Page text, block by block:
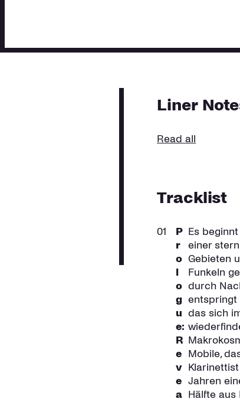
Liner
Read all
Tracklist
01
P
r
o
l
o
g
u
e:
R
e
v
e
a
Es
einer
Gebieten
Funkeln
durch
entspringt
das sich
Mobile,
Jahren
Hälfte aus